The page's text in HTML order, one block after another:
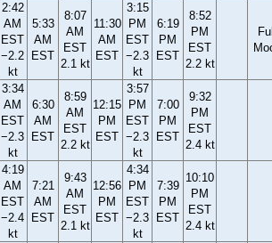
2:42
AM
EST
−2.2
kt
5:33
AM
EST
8:07
AM
EST
2.1 kt
11:30
AM
EST
3:15
PM
EST
−2.3
kt
6:19
PM
EST
8:52
PM
EST
2.2 kt
3:34
AM
EST
−2.3
kt
6:30
AM
EST
8:59
AM
EST
2.2 kt
12:15
PM
EST
3:57
PM
EST
−2.3
kt
7:00
PM
EST
9:32
PM
EST
2.4 kt
4:19
AM
EST
−2.4
kt
7:21
AM
EST
9:43
AM
EST
2.1 kt
12:56
PM
EST
4:34
PM
EST
−2.3
kt
7:39
PM
EST
10:10
PM
EST
2.4 kt